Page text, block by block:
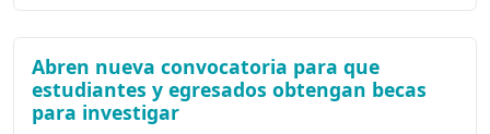
Abren nueva convocatoria para que
estudiantes y egresados obtengan becas
para investigar